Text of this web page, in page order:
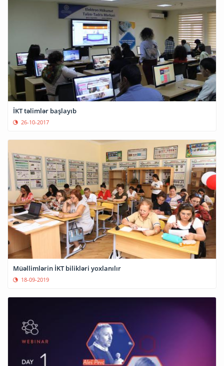
İKT təlimlər başlayıb
26-10-2017
Müəllimlərin İKT bilikləri yoxlanılır
18-09-2019